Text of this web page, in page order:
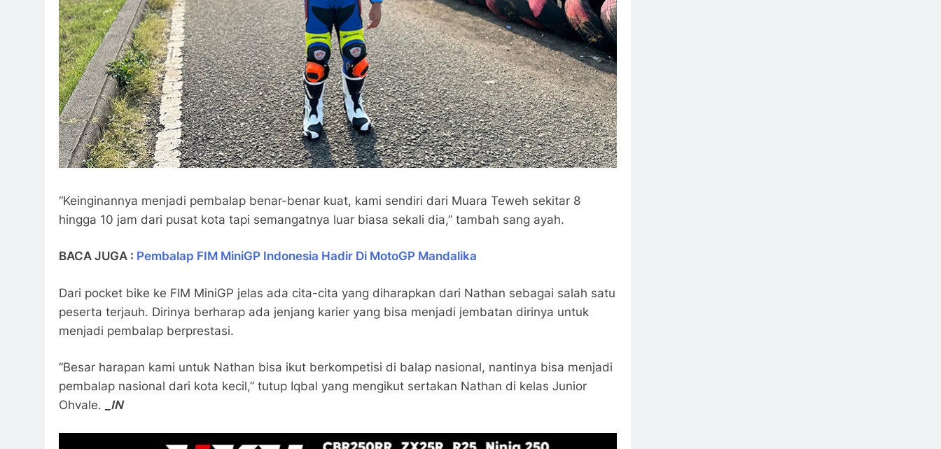
“Keinginannya menjadi pembalap benar-benar kuat, kami sendiri dari Muara Teweh sekitar 8
hingga 10 jam dari pusat kota tapi semangatnya luar biasa sekali dia,” tambah sang ayah.
BACA JUGA : Pembalap FIM MiniGP Indonesia Hadir Di MotoGP Mandalika
Dari pocket bike ke FIM MiniGP jelas ada cita-cita yang diharapkan dari Nathan sebagai salah satu
peserta terjauh. Dirinya berharap ada jenjang karier yang bisa menjadi jembatan dirinya untuk
menjadi pembalap berprestasi.
“Besar harapan kami untuk Nathan bisa ikut berkompetisi di balap nasional, nantinya bisa menjadi
pembalap nasional dari kota kecil,” tutup Iqbal yang mengikut sertakan Nathan di kelas Junior
Ohvale.
_IN